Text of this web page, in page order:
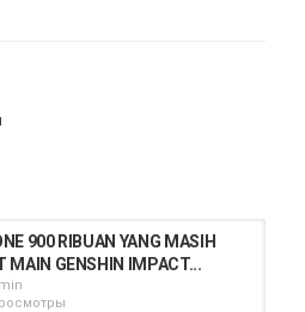
900 RIBUAN YANG MASIH
MAIN GENSHIN IMPACT...